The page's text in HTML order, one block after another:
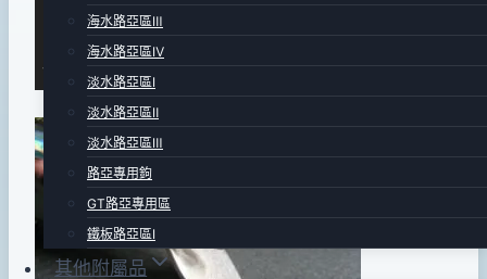
海水路亞區Ⅲ
海水路亞區Ⅳ
淡水路亞區Ⅰ
淡水路亞區Ⅱ
淡水路亞區Ⅲ
路亞專用鉤
GT路亞專用區
鐵板路亞區Ⅰ
其他附屬品
月
日
2016
年
07
月